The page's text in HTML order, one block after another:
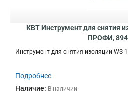
КВТ Инструмент для снятия
ПРОФИ,
Инструмент для снятия изоляции
Подробнее
Наличие: В наличии